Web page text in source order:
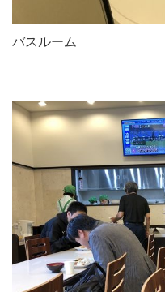
バスルーム